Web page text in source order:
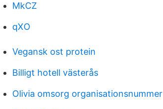
MkCZ
qXO
Vegansk ost protein
Billigt hotell västerås
Olivia omsorg organisationsnummer